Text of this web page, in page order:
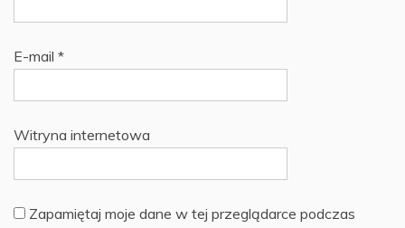
E-mail *
Witryna internetowa
Zapamiętaj moje dane w tej przeglądarce podczas